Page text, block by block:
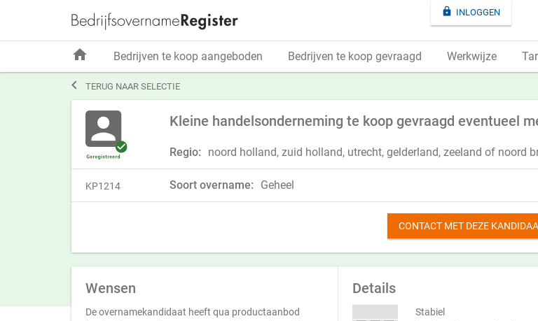
 TERUG NAAR SELECTIE
Kleine handelsonderneming te koop gevraagd eventueel
Regio: noord holland, zuid holland, utrecht, gelderland, zeeland of noord
KP1214 Soort overname: Geheel
CONTACT MET DEZE
Wensen
De overnamekandidaat heeft qua productaanbod
Details
Stabiel
 INLOGGEN
home Bedrijven te koop aangeboden Bedrijven te koop gevraagd Werkwijze